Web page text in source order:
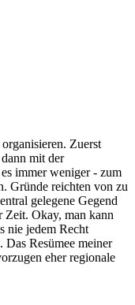
Zuerst
mit der
immer weniger - zum
Gründe reichten von zu
gelegene Gegend
Zeit. Okay, man kann
nie jedem Recht
Das Resümee meiner
eher regionale